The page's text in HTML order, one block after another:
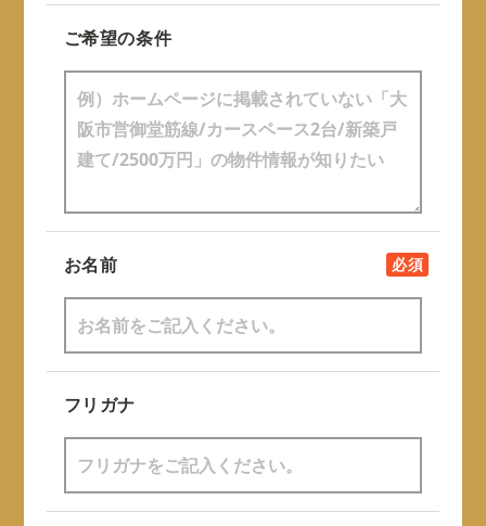
ご希望の条件
お名前 必須
フリガナ